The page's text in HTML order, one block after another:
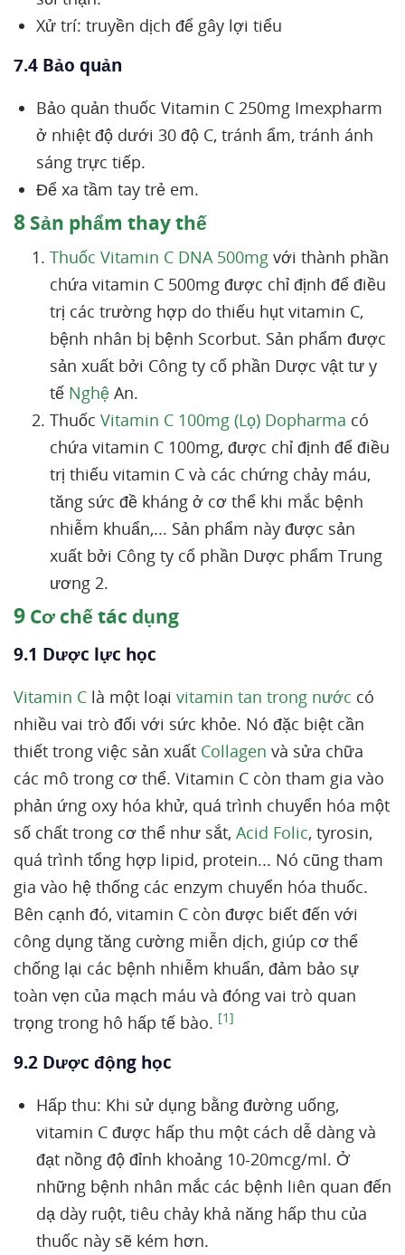
Xử trí: truyền dịch để gây lợi tiểu
7.4 Bảo quản
Bảo quản thuốc Vitamin C 250mg Imexpharm
ở nhiệt độ dưới 30 độ C, tránh ẩm, tránh ánh
sáng trực tiếp.
Để xa tầm tay trẻ em.
8 Sản phẩm thay thế
Thuốc Vitamin C DNA 500mg với thành phần
chứa vitamin C 500mg được chỉ định để điều
trị các trường hợp do thiếu hụt vitamin C,
bệnh nhân bị bệnh Scorbut. Sản phẩm được
sản xuất bởi Công ty cổ phần Dược vật tư y
tế Nghệ An.
Thuốc Vitamin C 100mg (Lọ) Dopharma có
chứa vitamin C 100mg, được chỉ định để điều
trị thiếu vitamin C và các chứng chảy máu,
tăng sức đề kháng ở cơ thể khi mắc bệnh
nhiễm khuẩn,... Sản phẩm này được sản
xuất bởi Công ty cổ phần Dược phẩm Trung
ương 2.
9 Cơ chế tác dụng
9.1 Dược lực học
Vitamin C là một loại vitamin tan trong nước có
nhiều vai trò đối với sức khỏe. Nó đặc biệt cần
thiết trong việc sản xuất Collagen và sửa chữa
các mô trong cơ thể. Vitamin C còn tham gia vào
phản ứng oxy hóa khử, quá trình chuyển hóa một
số chất trong cơ thể như sắt, Acid Folic, tyrosin,
quá trình tổng hợp lipid, protein... Nó cũng tham
gia vào hệ thống các enzym chuyển hóa thuốc.
Bên cạnh đó, vitamin C còn được biết đến với
công dụng tăng cường miễn dịch, giúp cơ thể
chống lại các bệnh nhiễm khuẩn, đảm bảo sự
toàn vẹn của mạch máu và đóng vai trò quan
trọng trong hô hấp tế bào. [1]
9.2 Dược động học
Hấp thu: Khi sử dụng bằng đường uống,
vitamin C được hấp thu một cách dễ dàng và
đạt nồng độ đỉnh khoảng 10-20mcg/ml. Ở
những bệnh nhân mắc các bệnh liên quan đến
dạ dày ruột, tiêu chảy khả năng hấp thu của
thuốc này sẽ kém hơn.